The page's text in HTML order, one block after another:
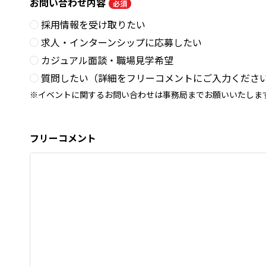
必須
採用情報を受け取りたい
求人・インターンシップに応募したい
カジュアル面談・職場見学希望
質問したい（詳細をフリーコメントにご入力ください
イベントに関するお問い合わせは事務局までお願いいたしま
フリーコメント